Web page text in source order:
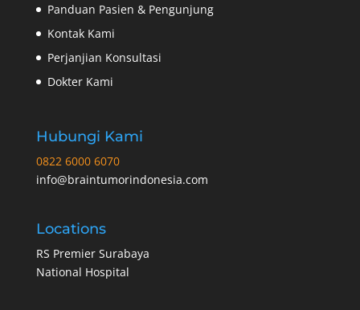
Panduan Pasien & Pengunjung
Kontak Kami
Perjanjian Konsultasi
Dokter Kami
Hubungi Kami
0822 6000 6070
info@braintumorindonesia.com
Locations
RS Premier Surabaya
National Hospital